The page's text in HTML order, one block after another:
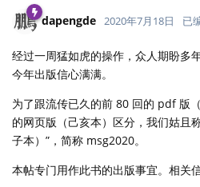
dapengde 2020年7月18日 已
经过一周猛如虎的操作，众人期盼多
今年出版信心满满。
为了跟流传已久的前 80 回的 pdf 版
的网页版（己亥本）区分，我们姑且
子本）”，简称 msg2020。
本帖专门用作此书的出版事宜。相关